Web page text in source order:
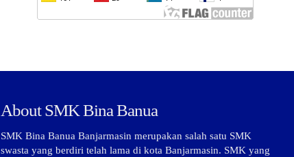
About SMK Bina Banua
SMK Bina Banua Banjarmasin merupakan salah satu SMK
swasta yang berdiri telah lama di kota Banjarmasin. SMK yang